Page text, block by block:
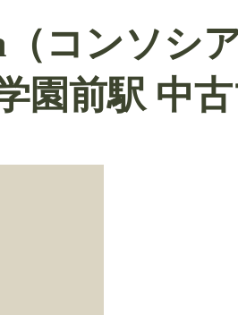
（コンソシ
園前駅 中